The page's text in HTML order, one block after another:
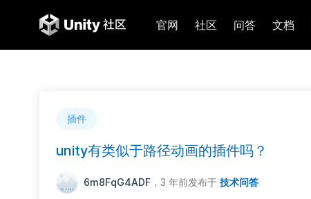
官网 社区 问答 文档
插件
unity有类似于路径动画的插件吗？
6m8FqG4ADF ，3 年前发布于 技术问答